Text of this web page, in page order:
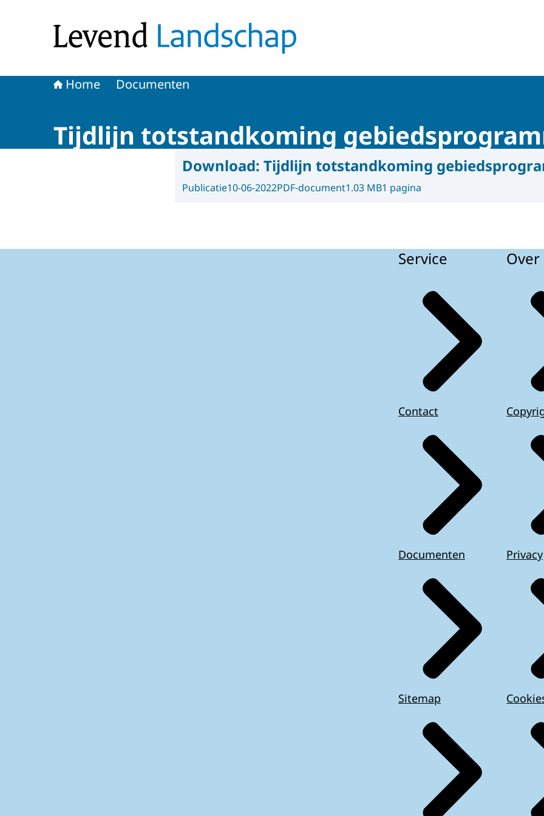
Home Documenten
Tijdlijn totstandkoming
Download: Tijdlijn totstandkoming
Publicatie10-06-2022PDF-document1.03 MB1 pagina
Service
Contact
Documenten
Sitemap
Privacy